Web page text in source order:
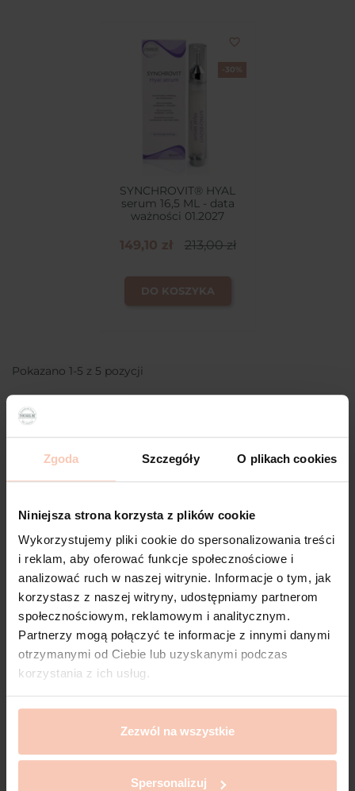
Zgoda Szczegóły O plikach cookies
Niniejsza strona korzysta z plików cookie
Wykorzystujemy pliki cookie do spersonalizowania treści
i reklam, aby oferować funkcje społecznościowe i
analizować ruch w naszej witrynie. Informacje o tym, jak
korzystasz z naszej witryny, udostępniamy partnerom
społecznościowym, reklamowym i analitycznym.
Partnerzy mogą połączyć te informacje z innymi danymi
otrzymanymi od Ciebie lub uzyskanymi podczas
korzystania z ich usług.
Zezwól na wszystkie
Spersonalizuj
-30%
SYNCHROVIT® HYAL
serum 16,5 ML - data
ważności 01.2027
149,10 zł 213,00 zł
DO KOSZYKA
favorite_border
Pokazano 1-5 z 5 pozycji
Darmowa dostawa
dla zamówień powyżej 200 zł
Szybkie zwroty
do 14 dni od zamówienia
zapewniają Przelewy24